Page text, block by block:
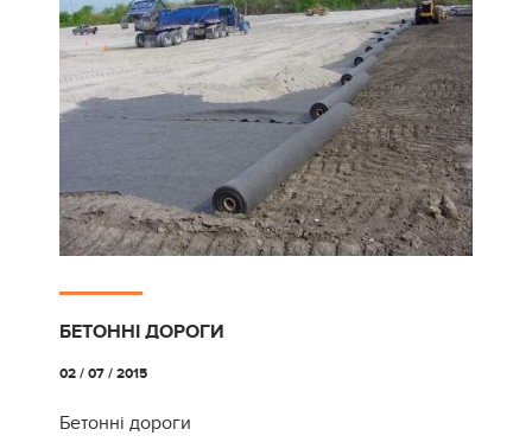
БЕТОННІ ДОРОГИ
02 / 07 / 2015
Бетонні дороги